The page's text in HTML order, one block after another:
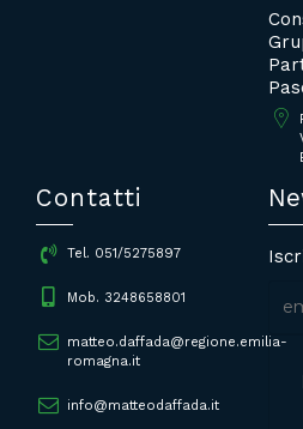
Contatti
Tel. 051/5275897
Mob. 3248658801
matteo.daffada@regione.emilia-
romagna.it
info@matteodaffada.it